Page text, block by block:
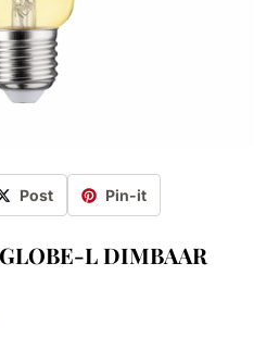
Post Pin-it
L DIMBAAR